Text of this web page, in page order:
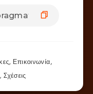
, Επικοινωνία,
, Σχέσεις